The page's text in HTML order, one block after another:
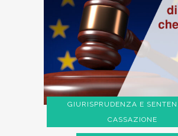
GIURISPRUDENZA E
CASSAZIONE